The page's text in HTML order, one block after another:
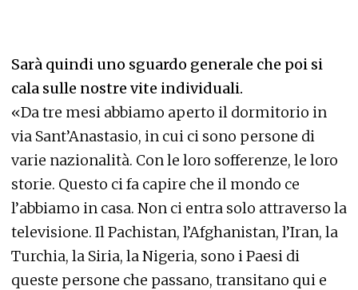
Sarà quindi uno sguardo generale che poi si
cala sulle nostre vite individuali.
«Da tre mesi abbiamo aperto il dormitorio in
via Sant’Anastasio, in cui ci sono persone di
varie nazionalità. Con le loro sofferenze, le loro
storie. Questo ci fa capire che il mondo ce
l’abbiamo in casa. Non ci entra solo attraverso la
televisione. Il Pachistan, l’Afghanistan, l’Iran, la
Turchia, la Siria, la Nigeria, sono i Paesi di
queste persone che passano, transitano qui e